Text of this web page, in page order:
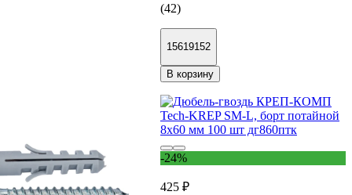
(42)
15619152
В корзину
-24%
425 ₽